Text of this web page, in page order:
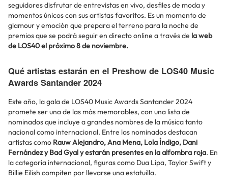
seguidores disfrutar de entrevistas en vivo, desfiles de moda y
momentos únicos con sus artistas favoritos. Es un momento de
glamour y emoción que prepara el terreno para la noche de
premios que se podrá seguir en directo online a través de la web
de LOS40 el próximo 8 de noviembre.
Qué artistas estarán en el Preshow de LOS40 Music
Awards Santander 2024
Este año, la gala de LOS40 Music Awards Santander 2024
promete ser una de las más memorables, con una lista de
nominados que incluye a grandes nombres de la música tanto
nacional como internacional. Entre los nominados destacan
artistas como Rauw Alejandro, Ana Mena, Lola Índigo, Dani
Fernández y Bad Gyal y estarán presentes en la alfombra roja. En
la categoría internacional, figuras como Dua Lipa, Taylor Swift y
Billie Eilish compiten por llevarse una estatuilla.